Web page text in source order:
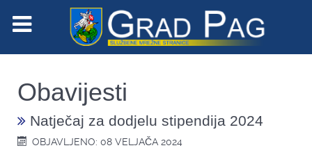
Obavijesti
Natječaj za dodjelu stipendija 2024
OBJAVLJENO: 08 VELJAČA 2024